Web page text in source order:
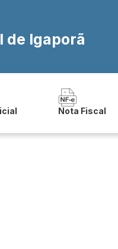
de Igaporã
Nota Fiscal